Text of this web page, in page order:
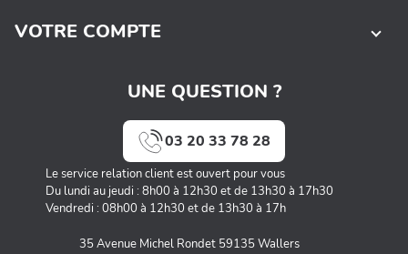
UNE QUESTION ?
03 20 33 78 28
Le service relation client est ouvert pour vous
Du lundi au jeudi : 8h00 à 12h30 et de 13h30 à 17h30
Vendredi : 08h00 à 12h30 et de 13h30 à 17h
35 Avenue Michel Rondet 59135 Wallers
VOTRE COMPTE